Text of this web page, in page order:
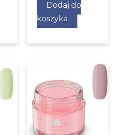
Dodaj do
koszyka